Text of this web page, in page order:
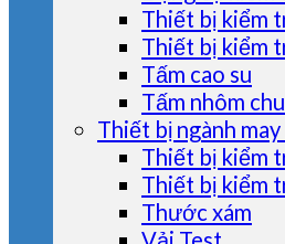
Thiết bị kiểm
Thiết bị kiểm
Tấm cao su
Tấm nhôm
Thiết bị ngành may
Thiết bị kiểm
Thiết bị kiểm
Thước xám